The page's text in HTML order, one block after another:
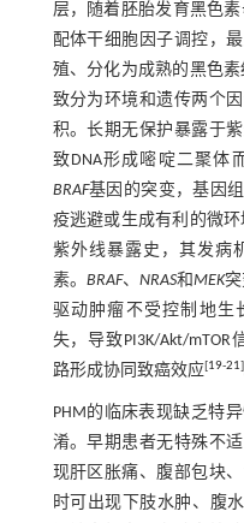
层，随着胚胎发育黑色
配体干细胞因子调控，
殖、分化为成熟的黑色
致分为环境和遗传两个
积。长期无保护暴露于
致DNA形成嘧啶二聚体
BRAF基因的突变，基因
疫逃避或生成有利的微环
紫外线暴露史，其发病
素。 BRAF、 NRAS和MEK突
驱动肿瘤不受控制地生
失，导致PI3K/Akt/
路形成协同致癌效应[19-21]
PHM的临床表现缺乏特
淆。早期患者无特殊不
现肝区胀痛、腹部包块
时可出现下肢水肿、腹